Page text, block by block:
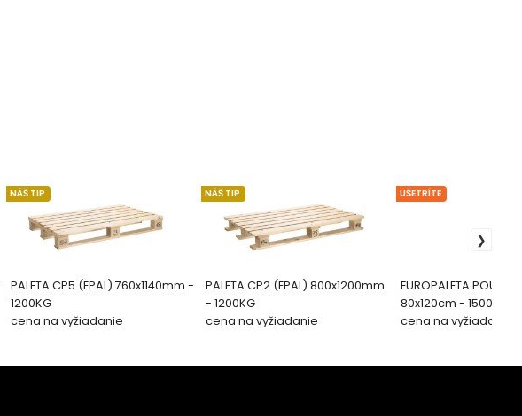
PALETA CP5 (EPAL) 760x1140mm -
1200KG
NÁŠ TIP
cena na vyžiadanie
PALETA CP2 (EPAL) 800x1200mm
- 1200KG
NÁŠ TIP
cena na vyžiadanie
EUROPALETA
80x120cm - 1500kg
UŠETRÍTE
cena na vyžiadanie